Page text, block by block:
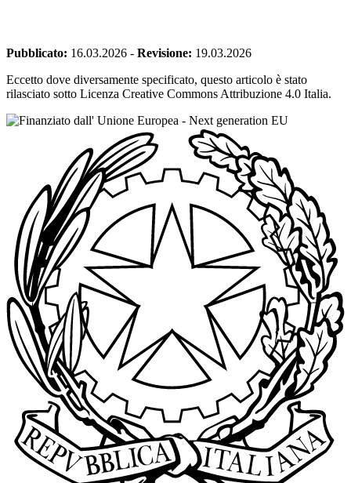
Pubblicato: 16.03.2026 - Revisione: 19.03.2026
Eccetto dove diversamente specificato, questo articolo è stato
rilasciato sotto Licenza Creative Commons Attribuzione 4.0 Italia.